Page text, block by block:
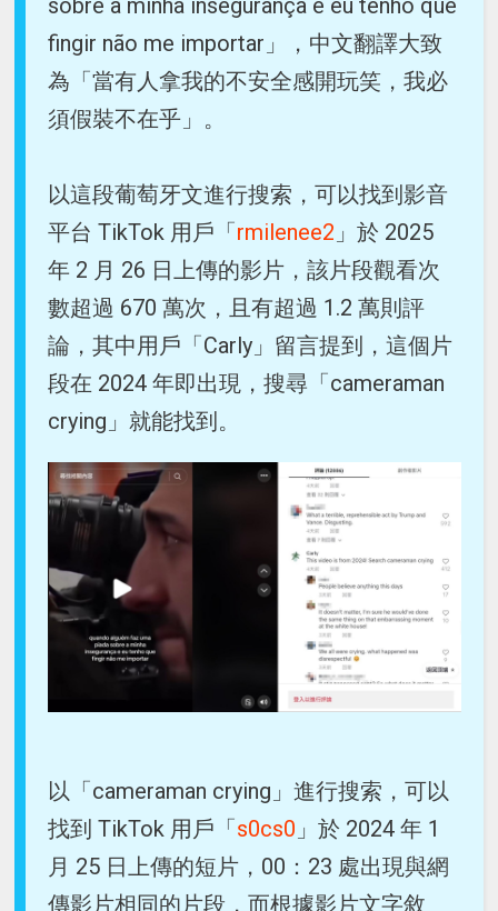
sobre a minha insegurança e eu tenho que
fingir não me importar」，中文翻譯大致
為「當有人拿我的不安全感開玩笑，我必
須假裝不在乎」。
以這段葡萄牙文進行搜索，可以找到影音
平台 TikTok 用戶「rmilenee2 」於 2025
年 2 月 26 日上傳的影片，該片段觀看次
數超過 670 萬次，且有超過 1.2 萬則評
論，其中用戶「Carly」留言提到，這個片
段在 2024 年即出現，搜尋「cameraman
crying」就能找到。
以「cameraman crying」進行搜索，可以
找到 TikTok 用戶「 s0cs0 」於 2024 年 1
月 25 日上傳的短片，00：23 處出現與網
傳影片相同的片段，而根據影片文字敘